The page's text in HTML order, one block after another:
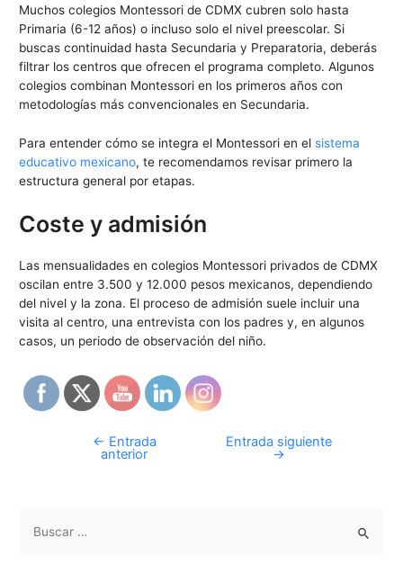
Muchos colegios Montessori de CDMX cubren solo hasta
Primaria (6-12 años) o incluso solo el nivel preescolar. Si
buscas continuidad hasta Secundaria y Preparatoria, deberás
filtrar los centros que ofrecen el programa completo. Algunos
colegios combinan Montessori en los primeros años con
metodologías más convencionales en Secundaria.
Para entender cómo se integra el Montessori en elsistema
educativo mexicano, te recomendamos revisar primero la
estructura general por etapas.
Coste y admisión
Las mensualidades en colegios Montessori privados de CDMX
oscilan entre 3.500 y 12.000 pesos mexicanos, dependiendo
del nivel y la zona. El proceso de admisión suele incluir una
visita al centro, una entrevista con los padres y, en algunos
casos, un periodo de observación del niño.
← Entrada
anterior
Entrada siguiente
→